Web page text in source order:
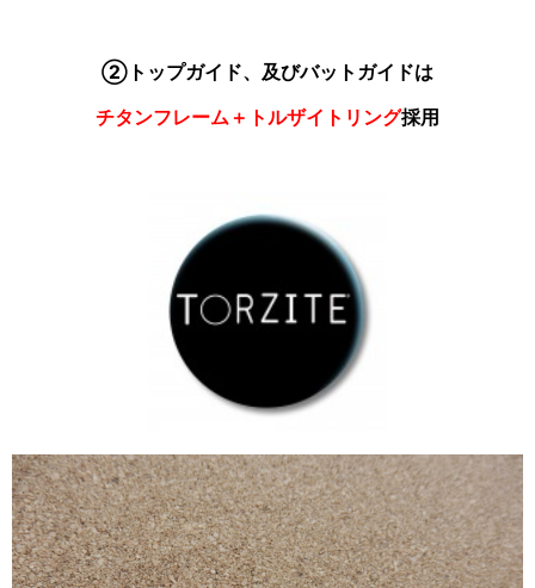
②トップガイド、及びバットガイドは
チタンフレーム＋トルザイトリング採用